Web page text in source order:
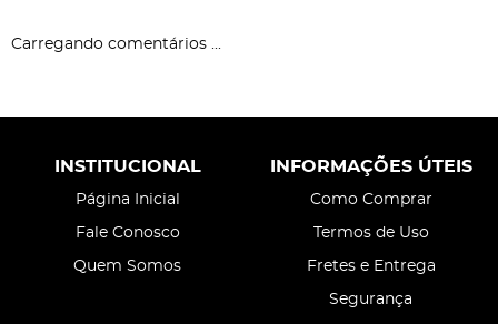
Carregando comentários ...
INSTITUCIONAL
Página Inicial
Fale Conosco
Quem Somos
INFORMAÇÕES ÚTEIS
Como Comprar
Termos de Uso
Fretes e Entrega
Segurança